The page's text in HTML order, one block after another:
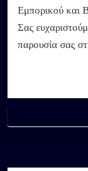
Εμπορικού και
Σας
παρουσία σας